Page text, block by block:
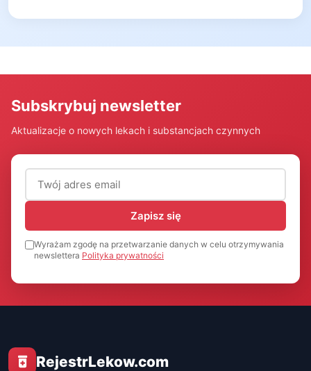
Subskrybuj newsletter
Aktualizacje o nowych lekach i substancjach czynnych
Adres email (wymagany)
Zapisz się
Wyrażam zgodę na przetwarzanie danych w celu otrzymywania
newslettera Polityka prywatności
RejestrLekow.com